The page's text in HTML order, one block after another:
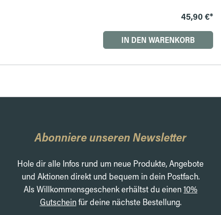
45,90 €*
IN DEN WARENKORB
Abonniere unseren Newsletter
Hole dir alle Infos rund um neue Produkte, Angebote
und Aktionen direkt und bequem in dein Postfach.
Als Willkommensgeschenk erhältst du einen10%
Gutscheinfür deine nächste Bestellung.